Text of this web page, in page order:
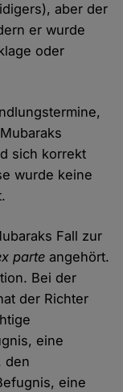
aber der
er wurde
oder
sich korrekt
wurde keine
Fall zur
parte angehört.
Bei der
der Richter
eine
den
eine